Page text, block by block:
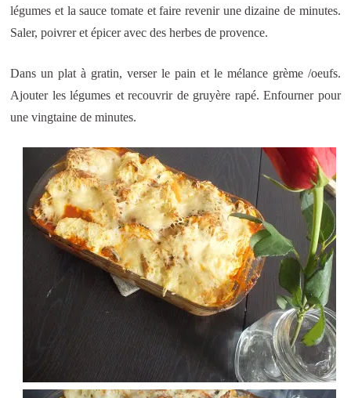
légumes et la sauce tomate et faire revenir une dizaine de minutes.
Saler, poivrer et épicer avec des herbes de provence.
Dans un plat à gratin, verser le pain et le mélance grème /oeufs.
Ajouter les légumes et recouvrir de gruyère rapé. Enfourner pour
une vingtaine de minutes.